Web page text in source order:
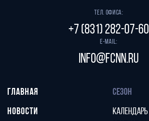
Тел. офиса:
+7 (831) 282-07-60
E-mail:
info@fcnn.ru
ГЛАВНАЯ
НОВОСТИ
СЕЗОН
КАЛЕНДАРЬ